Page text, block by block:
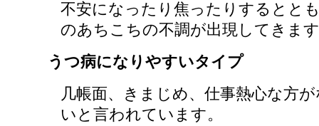
不安になったり焦ったりするとと
のあちこちの不調が出現してきま
うつ病になりやすいタイプ
几帳面、きまじめ、仕事熱心な方
いと言われています。